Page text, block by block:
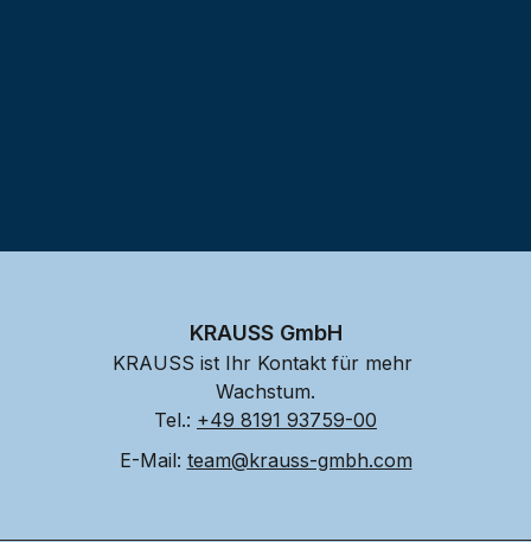
KRAUSS GmbH
KRAUSS ist Ihr Kontakt für mehr
Wachstum.
Tel.: +49 8191 93759-00
E-Mail: team@krauss-gmbh.com